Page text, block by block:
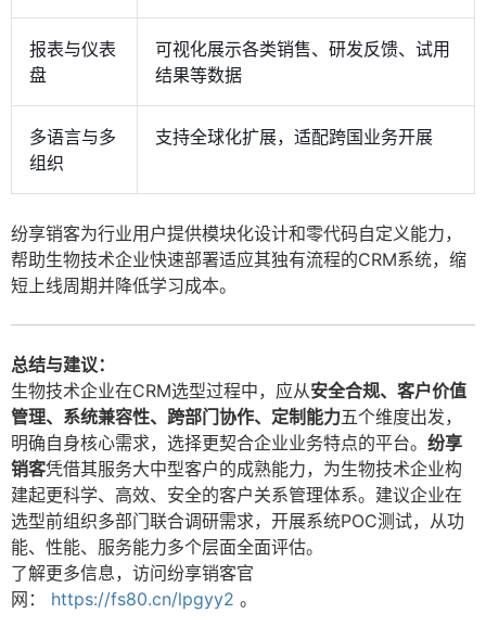
报表与仪表
盘
可视化展示各类销售、研发反馈、试用
结果等数据
多语言与多
组织
支持全球化扩展，适配跨国业务开展
纷享销客为行业用户提供模块化设计和零代码自定义能力，
帮助生物技术企业快速部署适应其独有流程的CRM系统，缩
短上线周期并降低学习成本。
总结与建议：
生物技术企业在CRM选型过程中，应从安全合规、客户价值
管理、系统兼容性、跨部门协作、定制能力五个维度出发，
明确自身核心需求，选择更契合企业业务特点的平台。 纷享
销客凭借其服务大中型客户的成熟能力，为生物技术企业构
建起更科学、高效、安全的客户关系管理体系。建议企业在
选型前组织多部门联合调研需求，开展系统POC测试，从功
能、性能、服务能力多个层面全面评估。
了解更多信息，访问纷享销客官
网：
https://fs80.cn/lpgyy2 。